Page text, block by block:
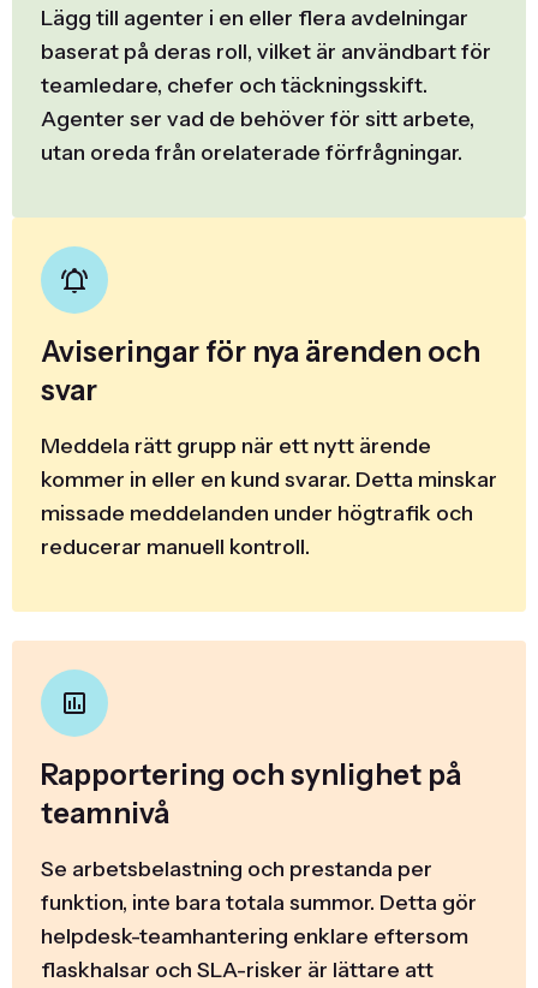
Lägg till agenter i en eller flera avdelningar
baserat på deras roll, vilket är användbart för
teamledare, chefer och täckningsskift.
Agenter ser vad de behöver för sitt arbete,
utan oreda från orelaterade förfrågningar.
Aviseringar för nya ärenden och
svar
Meddela rätt grupp när ett nytt ärende
kommer in eller en kund svarar. Detta minskar
missade meddelanden under högtrafik och
reducerar manuell kontroll.
Rapportering och synlighet på
teamnivå
Se arbetsbelastning och prestanda per
funktion, inte bara totala summor. Detta gör
helpdesk-teamhantering enklare eftersom
flaskhalsar och SLA-risker är lättare att